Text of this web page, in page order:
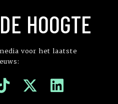
HOOGTE
voor het laatste